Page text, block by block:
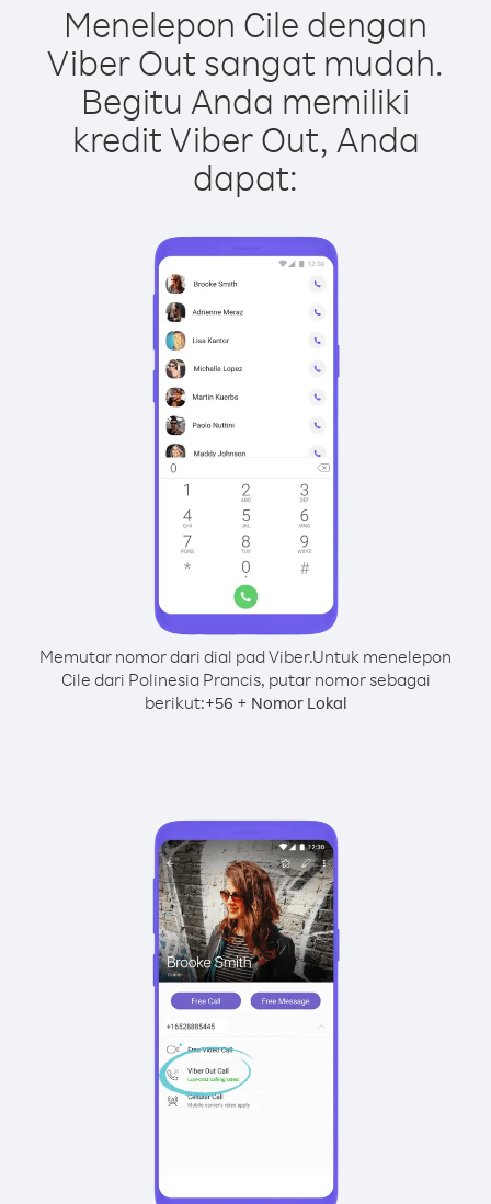
Menelepon Cile dengan
Viber Out sangat mudah.
Begitu Anda memiliki
kredit Viber Out, Anda
dapat:
Memutar nomor dari dial pad Viber.Untuk menelepon
Cile dari Polinesia Prancis, putar nomor sebagai
berikut:+56 + Nomor Lokal